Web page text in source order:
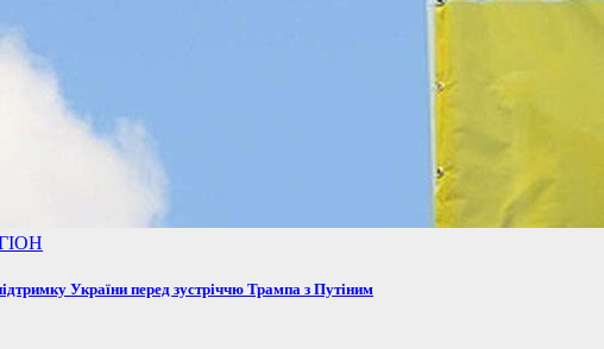
України перед зустріччю Трампа з Путіним